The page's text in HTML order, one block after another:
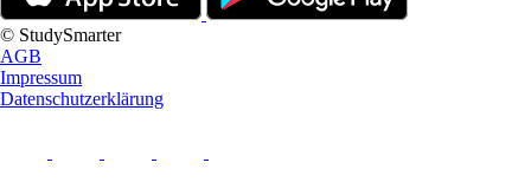
© StudySmarter
AGB
Impressum
Datenschutzerklärung